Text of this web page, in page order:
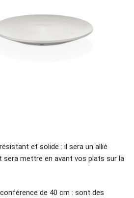
et solide : il sera un allié
sera mettre en avant vos plats sur la
de 40 cm : sont des